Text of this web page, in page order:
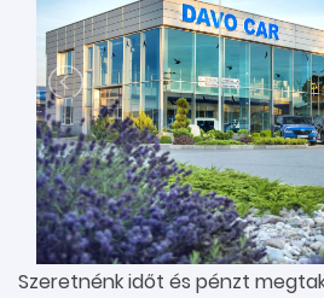
Szeretnénk időt és pénzt